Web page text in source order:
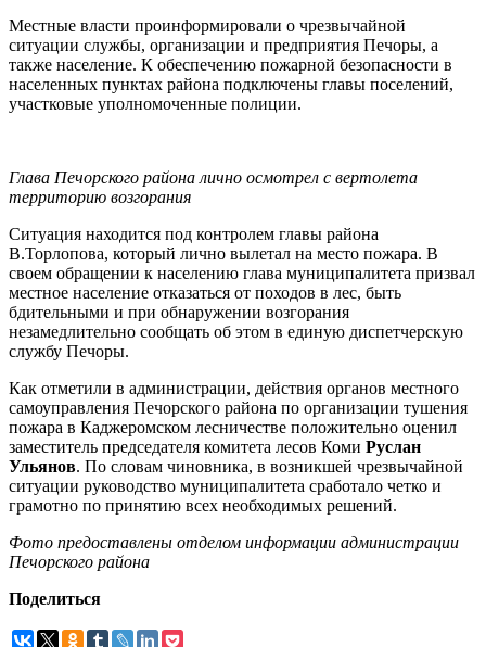
Местные власти проинформировали о чрезвычайной
ситуации службы, организации и предприятия Печоры, а
также население. К обеспечению пожарной безопасности в
населенных пунктах района подключены главы поселений,
участковые уполномоченные полиции.
Глава Печорского района лично осмотрел с вертолета
территорию возгорания
Ситуация находится под контролем главы района
В.Торлопова, который лично вылетал на место пожара. В
своем обращении к населению глава муниципалитета призвал
местное население отказаться от походов в лес, быть
бдительными и при обнаружении возгорания
незамедлительно сообщать об этом в единую диспетчерскую
службу Печоры.
Как отметили в администрации, действия органов местного
самоуправления Печорского района по организации тушения
пожара в Каджеромском лесничестве положительно оценил
заместитель председателя комитета лесов Коми Руслан
Ульянов. По словам чиновника, в возникшей чрезвычайной
ситуации руководство муниципалитета сработало четко и
грамотно по принятию всех необходимых решений.
Фото предоставлены отделом информации администрации
Печорского района
Поделиться